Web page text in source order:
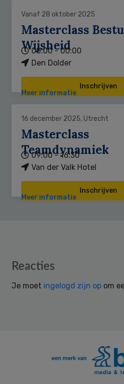
Vanaf 28 oktober 2025
Masterclass
Wijsheid
00:00 - 00:00
Den Dolder
Inschrijven
Meer informatie
16 december 2025, Utrecht
Masterclass
Teamdynamiek
09:00 - 16:30
Van der Valk Hotel
Inschrijven
Meer informatie
Reader
Reacties
Je moet ingelogd zijn op om